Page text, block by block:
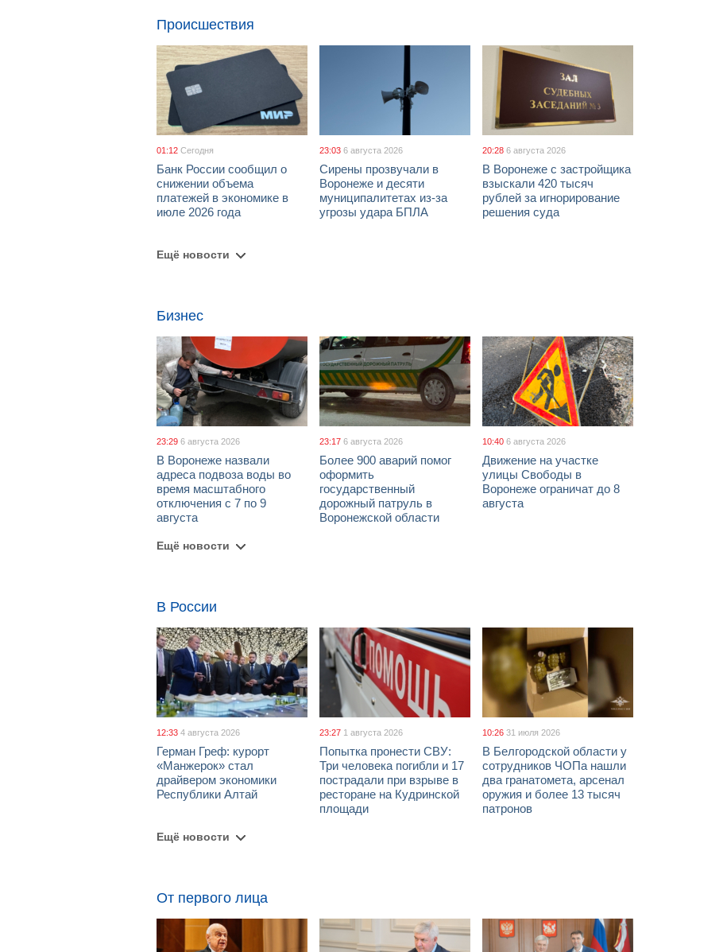
Происшествия
01:12 Сегодня
Банк России сообщил о
снижении объема
платежей в экономике в
июле 2026 года
23:03 6 августа 2026
Сирены прозвучали в
Воронеже и десяти
муниципалитетах из-за
угрозы удара БПЛА
20:28 6 августа 2026
В Воронеже с застройщика
взыскали 420 тысяч
рублей за игнорирование
решения суда
Ещё новости
Бизнес
23:29 6 августа 2026
В Воронеже назвали
адреса подвоза воды во
время масштабного
отключения с 7 по 9
августа
23:17 6 августа 2026
Более 900 аварий помог
оформить
государственный
дорожный патруль в
Воронежской области
10:40 6 августа 2026
Движение на участке
улицы Свободы в
Воронеже ограничат до 8
августа
Ещё новости
В России
12:33 4 августа 2026
Герман Греф: курорт
«Манжерок» стал
драйвером экономики
Республики Алтай
23:27 1 августа 2026
Попытка пронести СВУ:
Три человека погибли и 17
пострадали при взрыве в
ресторане на Кудринской
площади
10:26 31 июля 2026
В Белгородской области у
сотрудников ЧОПа нашли
два гранатомета, арсенал
оружия и более 13 тысяч
патронов
Ещё новости
От первого лица